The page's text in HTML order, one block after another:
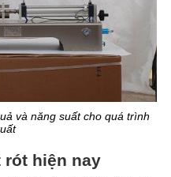
và năng suất cho quá trình
rót hiện nay